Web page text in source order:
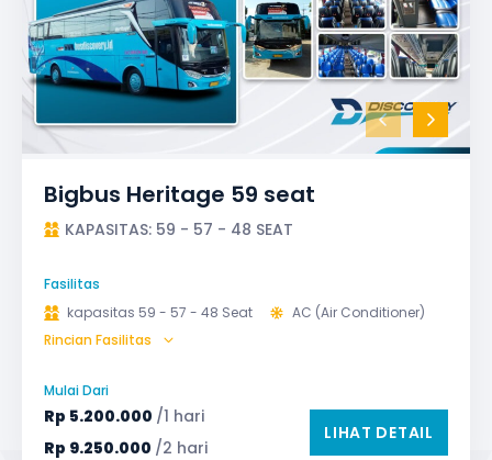
Bigbus Heritage 59 seat
KAPASITAS: 59 - 57 - 48 SEAT
Fasilitas
kapasitas 59 - 57 - 48 Seat
AC (Air Conditioner)
Bagasi
GPS
Safety Tools (P3K, Windows Breaker, dll)
TV LED & Android System
Water Dispenser
Rincian Fasilitas
Mulai Dari
Rp 5.200.000 /1 hari
Rp 9.250.000 /2 hari
LIHAT DETAIL